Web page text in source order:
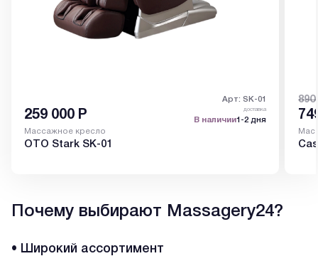
Арт: SK-01
259 000 Р доставка
В наличии1-2 дня
Массажное кресло
OTO Stark SK-01
890
Почему выбирают Massagery24?
• Широкий ассортимент